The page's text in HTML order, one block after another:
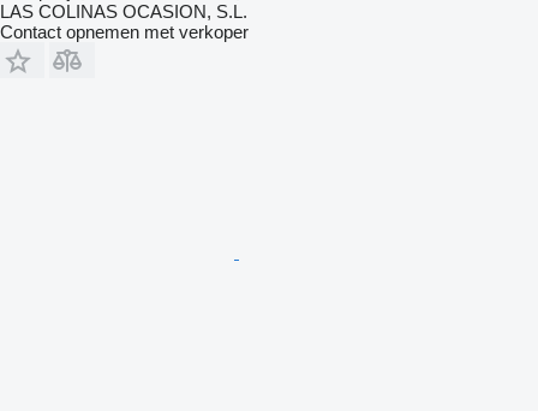
LAS COLINAS OCASION, S.L.
Contact opnemen met verkoper